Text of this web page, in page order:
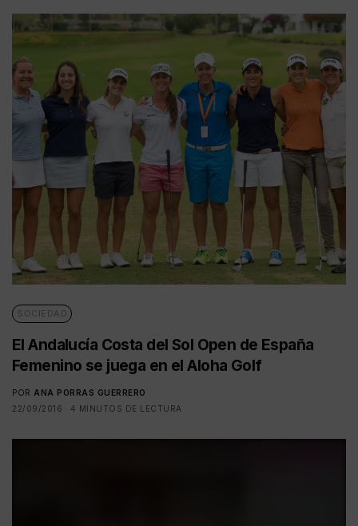
SOCIEDAD
El Andalucía Costa del Sol Open de España
Femenino se juega en el Aloha Golf
POR ANA PORRAS GUERRERO
22/09/2016
4 MINUTOS DE LECTURA